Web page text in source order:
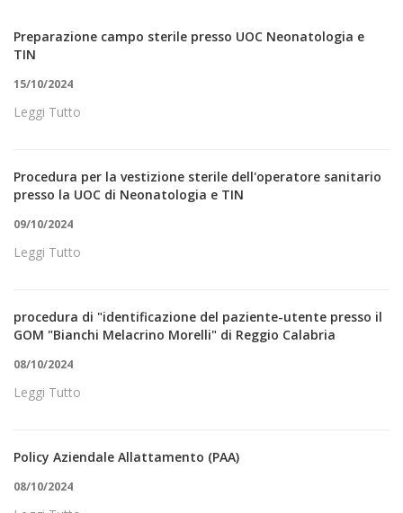
Preparazione campo sterile presso UOC Neonatologia e
TIN
15/10/2024
Leggi Tutto
Procedura per la vestizione sterile dell'operatore sanitario
presso la UOC di Neonatologia e TIN
09/10/2024
Leggi Tutto
procedura di "identificazione del paziente-utente presso il
GOM "Bianchi Melacrino Morelli" di Reggio Calabria
08/10/2024
Leggi Tutto
Policy Aziendale Allattamento (PAA)
08/10/2024